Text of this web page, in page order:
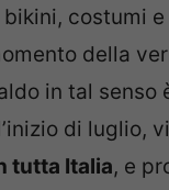
costumi
della
in tal senso
di luglio,
tutta Italia, e